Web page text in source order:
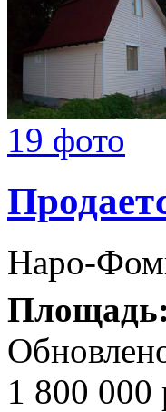
19 фото
Наро-
1 800 000